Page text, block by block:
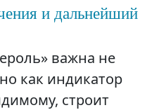
и дальнейший
важна не
как индикатор
строит